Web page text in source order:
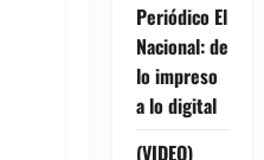
Periódico El
Nacional: de
lo impreso
a lo digital
(VIDEO)